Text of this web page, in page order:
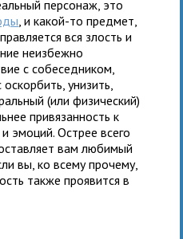
персонаж, это
, и какой-то предмет,
вся злость и
неизбежно
с собеседником,
унизить,
(или физический)
привязанность к
эмоций. Острее всего
вам любимый
вы, ко всему прочему,
также проявится в